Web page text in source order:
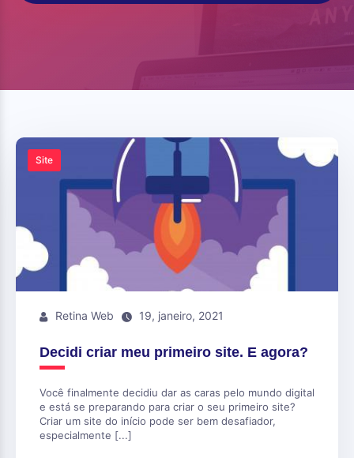
Site
Retina Web 19, janeiro, 2021
Decidi criar meu primeiro site. E agora?
Você finalmente decidiu dar as caras pelo mundo digital
e está se preparando para criar o seu primeiro site?
Criar um site do início pode ser bem desafiador,
especialmente [...]